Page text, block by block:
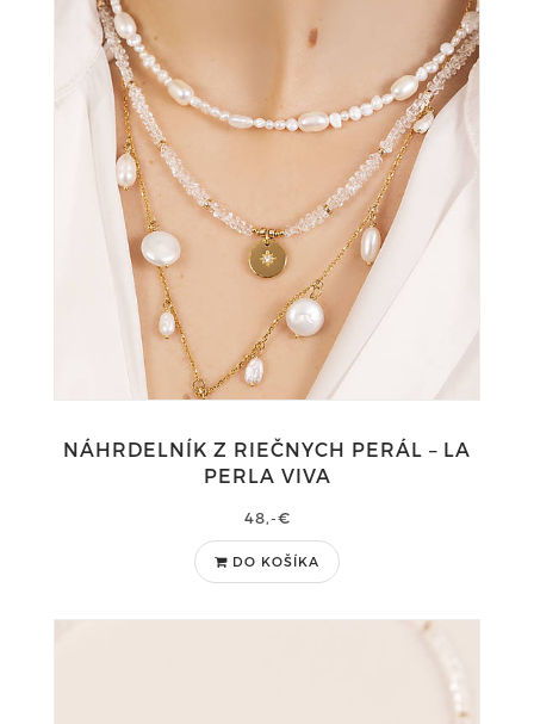
NÁHRDELNÍK Z RIEČNYCH PERÁL – LA
PERLA VIVA
48,-€
DO KOŠÍKA